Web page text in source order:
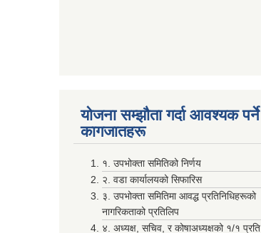
योजना सम्झाैता गर्दा आवश्यक पर्ने
कागजातहरू
१. उपभोक्ता समितिको निर्णय
२. वडा कार्यालयको सिफारिस
३. उपभोक्ता समितिमा आवद्ध प्रतिनिधिहरूको
नागरिकताको प्रतिलिप
४. अध्यक्ष, सचिव, र कोषाअध्यक्षको १/१ प्रति